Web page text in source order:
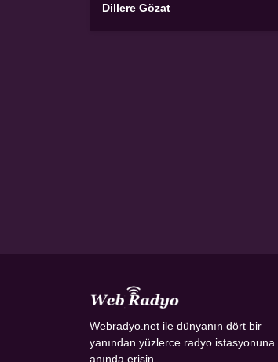
Dillere Gözat
Webradyo.net ile dünyanın dört bir
yanından yüzlerce radyo istasyonuna
anında erişin.